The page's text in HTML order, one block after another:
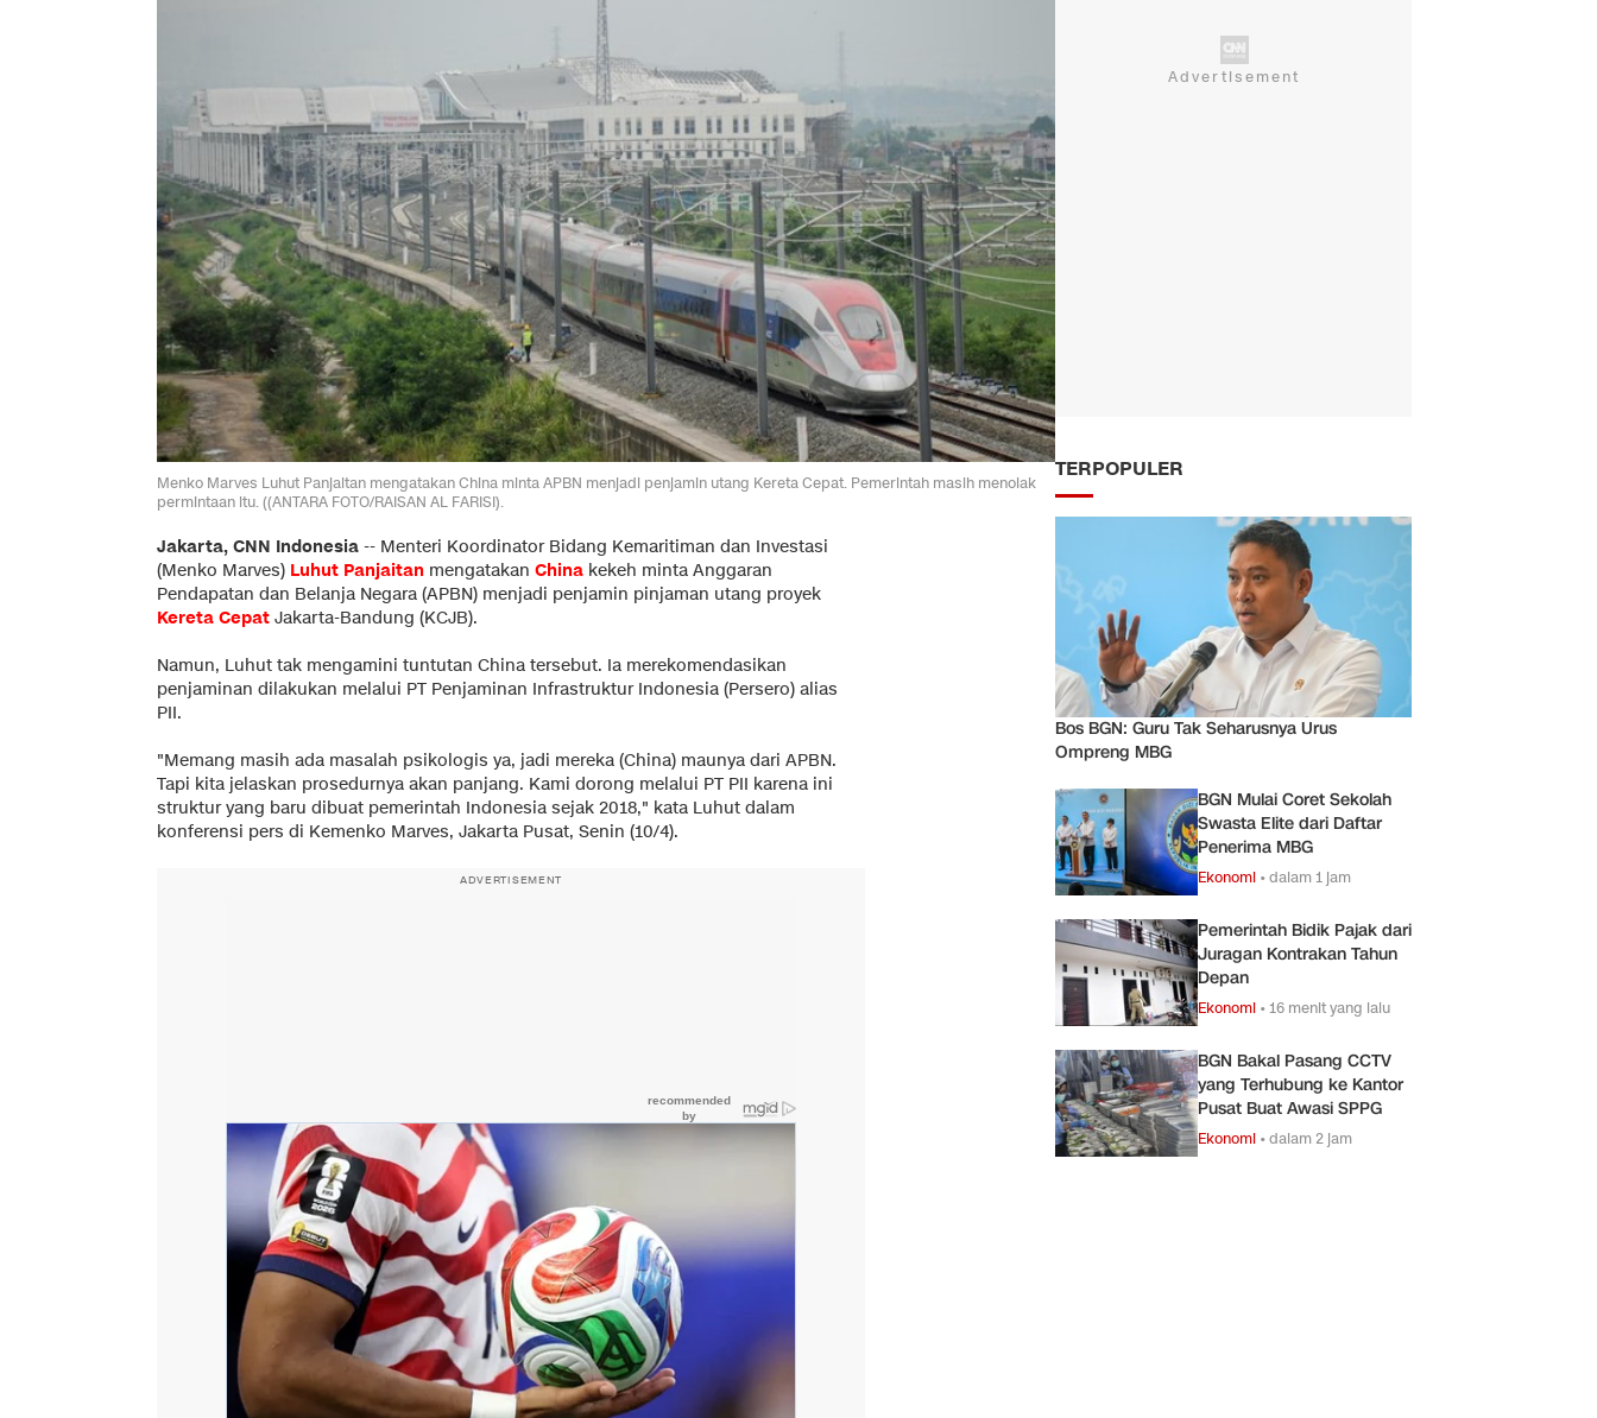
Menko Marves Luhut Panjaitan mengatakan China minta APBN menjadi penjamin utang Kereta Cepat. Pemerintah masih menolak
permintaan itu. ((ANTARA FOTO/RAISAN AL FARISI).
Jakarta, CNN Indonesia -- Menteri Koordinator Bidang Kemaritiman dan Investasi
(Menko Marves) Luhut Panjaitan mengatakan China kekeh minta Anggaran
Pendapatan dan Belanja Negara (APBN) menjadi penjamin pinjaman utang proyek
Kereta Cepat Jakarta-Bandung (KCJB).
Namun, Luhut tak mengamini tuntutan China tersebut. Ia merekomendasikan
penjaminan dilakukan melalui PT Penjaminan Infrastruktur Indonesia (Persero) alias
PII.
"Memang masih ada masalah psikologis ya, jadi mereka (China) maunya dari APBN.
Tapi kita jelaskan prosedurnya akan panjang. Kami dorong melalui PT PII karena ini
struktur yang baru dibuat pemerintah Indonesia sejak 2018," kata Luhut dalam
konferensi pers di Kemenko Marves, Jakarta Pusat, Senin (10/4).
ADVERTISEMENT
TERPOPULER
Bos BGN: Guru Tak Seharusnya Urus
Ompreng MBG
BGN Mulai Coret Sekolah
Swasta Elite dari Daftar
Penerima MBG
Ekonomi •dalam 1 jam
Pemerintah Bidik Pajak dari
Juragan Kontrakan Tahun
Depan
Ekonomi •16 menit yang lalu
BGN Bakal Pasang CCTV
yang Terhubung ke Kantor
Pusat Buat Awasi SPPG
Ekonomi •dalam 2 jam